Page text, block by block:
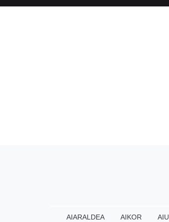
AIARALDEA AIKOR